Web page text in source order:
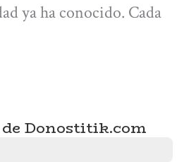
ya ha conocido. Cada
de Donostitik.com